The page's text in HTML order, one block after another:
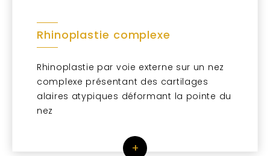
Rhinoplastie complexe
Rhinoplastie par voie externe sur un nez
complexe présentant des cartilages
alaires atypiques déformant la pointe du
nez
+